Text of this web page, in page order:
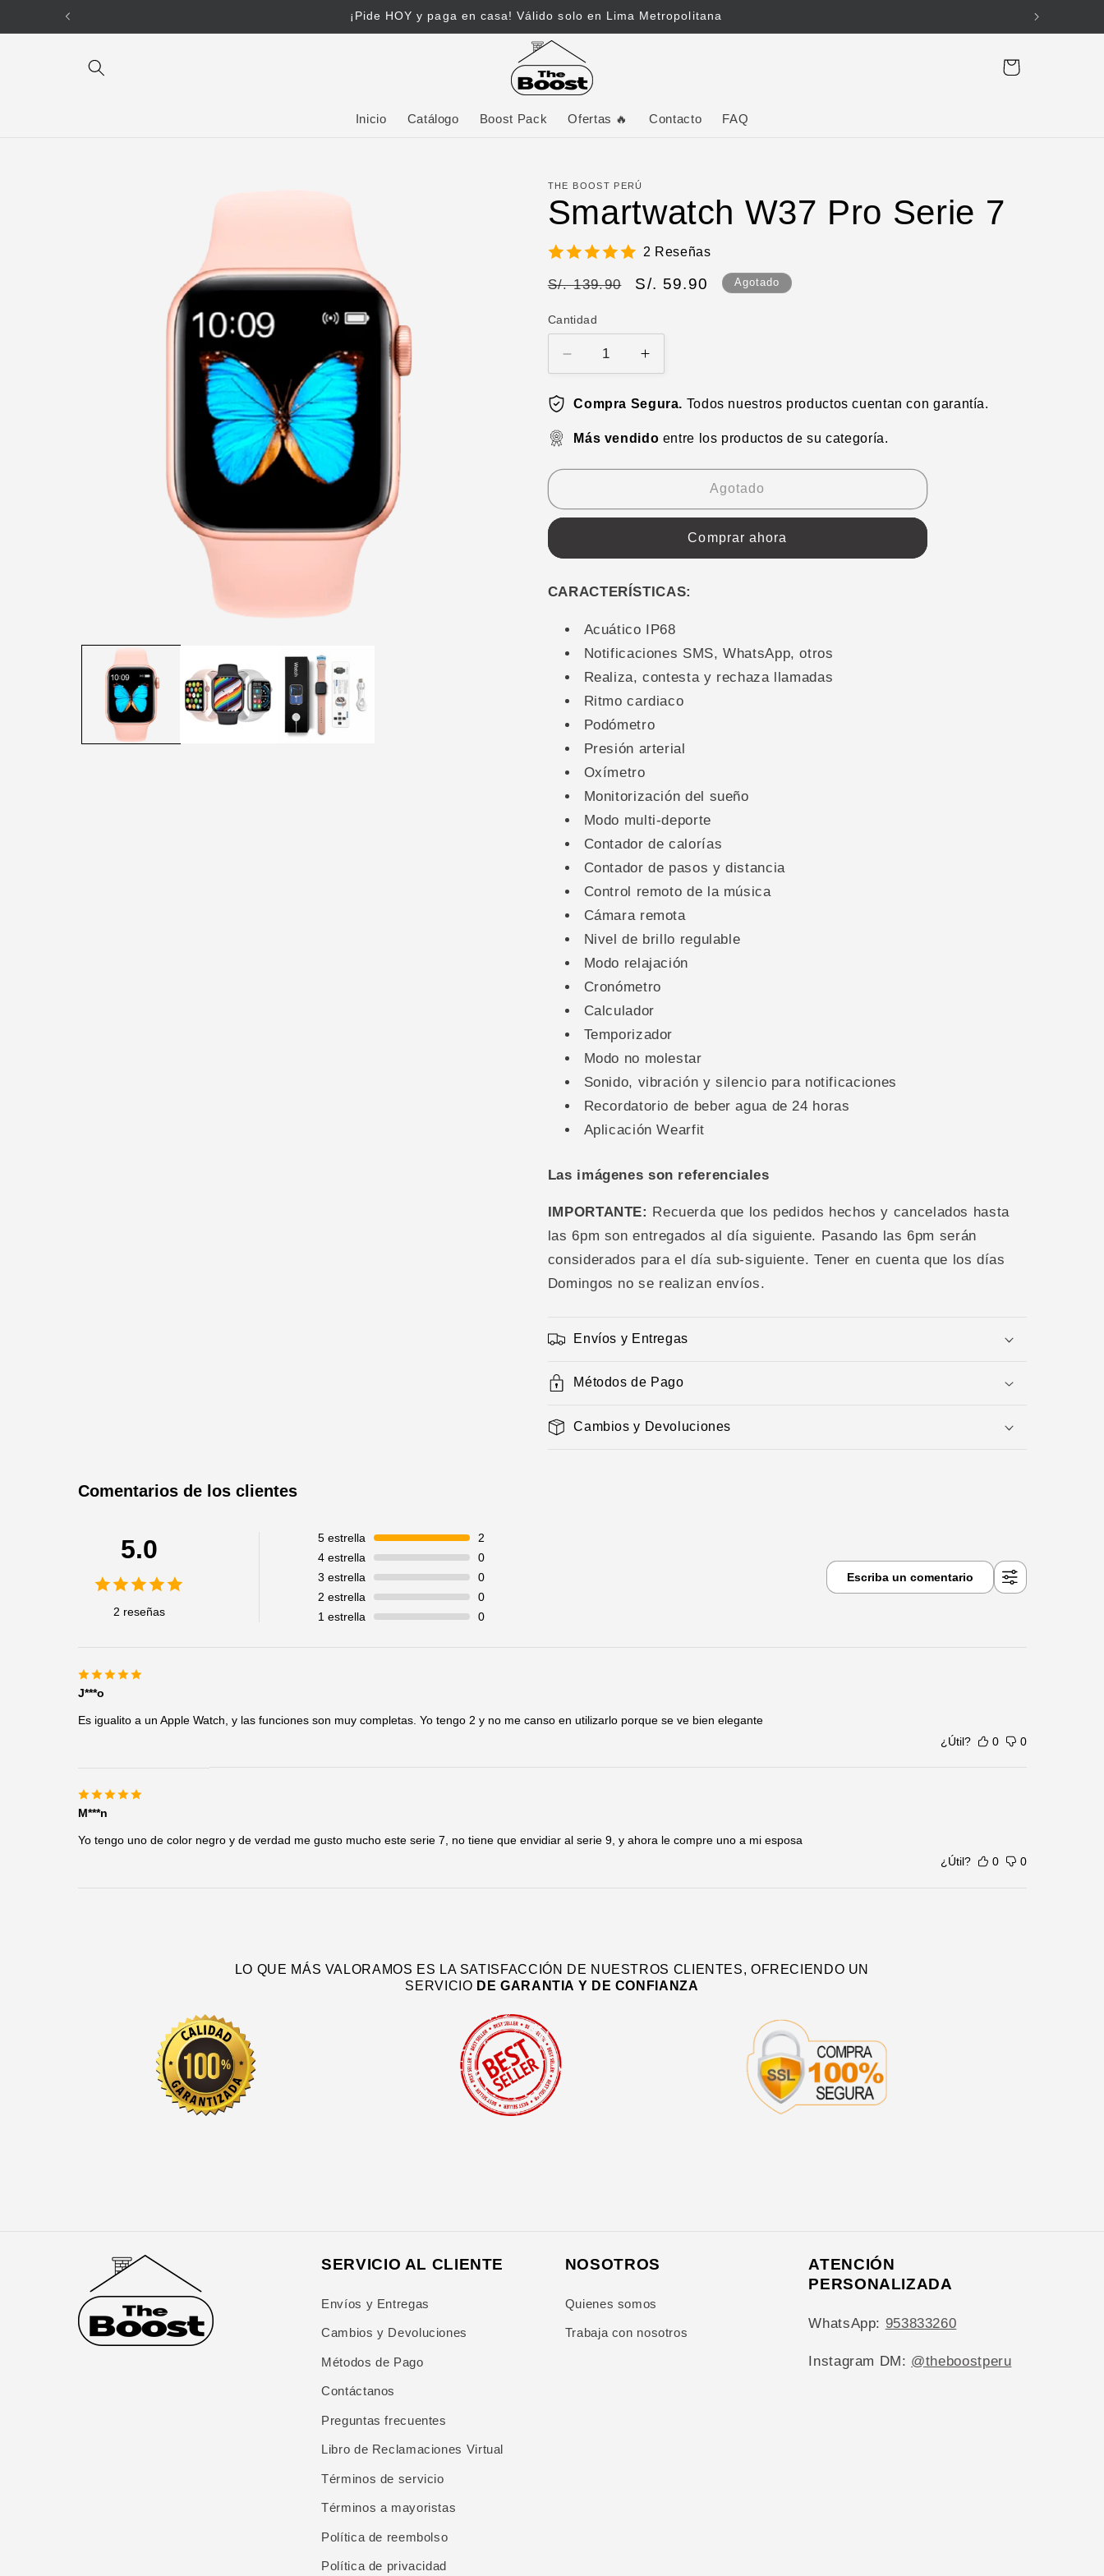
directamente
al contenido
¡Envío GRATIS por compras mayores a S/. 199!
Inicio Catálogo Boost Pack Ofertas 🔥 Contacto FAQ
Carrito
THE BOOST PERÚ
Smartwatch W37 Pro Serie 7
2 Reseñas
Precio
S/. 139.90
Precio
S/. 59.90 Agotado
Cantidad
Reducir
cantidad
para
Smartwatch
W37
Serie
Aumentar
cantidad
para
Smartwatch
W37
Serie
Compra Segura. Todos nuestros productos cuentan con garantía.
Más vendido entre los productos de su categoría.
Agotado
Comprar ahora
CARACTERÍSTICAS:
Acuático IP68
Notificaciones SMS, WhatsApp, otros
Realiza, contesta y rechaza llamadas
Ritmo cardiaco
Podómetro
Presión arterial
Oxímetro
Monitorización del sueño
Modo multi-deporte
Contador de calorías
Contador de pasos y distancia
Control remoto de la música
Cámara remota
Nivel de brillo regulable
Modo relajación
Cronómetro
Calculador
Temporizador
Modo no molestar
Sonido, vibración y silencio para notificaciones
Recordatorio de beber agua de 24 horas
Aplicación Wearfit
Las imágenes son referenciales
IMPORTANTE: Recuerda que los pedidos hechos y cancelados hasta
las 6pm son entregados al día siguiente. Pasando las 6pm serán
considerados para el día sub-siguiente. Tener en cuenta que los días
Domingos no se realizan envíos.
Envíos y Entregas
Métodos de Pago
Cambios y Devoluciones
Comentarios de los clientes
5.0
2 reseñas
5estrella
2
4estrella
0
3 estrella
0
2 estrella
0
1 estrella 0
Escriba un comentario
J***o
Es igualito a un Apple Watch, y las funciones son muy completas. Yo tengo 2 y no me canso en utilizarlo porque se ve bien elegante
¿Útil?
0 0
M***n
Yo tengo uno de color negro y de verdad me gusto mucho este serie 7, no tiene que envidiar al serie 9, y ahora le compre uno a mi esposa
¿Útil?
0 0
LO QUE MÁS VALORAMOS ES LA SATISFACCIÓN DE NUESTROS CLIENTES, OFRECIENDO UN
SERVICIO DE GARANTIA Y DE CONFIANZA
SERVICIO AL CLIENTE
Envíos y Entregas
Cambios y Devoluciones
Métodos de Pago
Contáctanos
Preguntas frecuentes
Libro de Reclamaciones Virtual
Términos de servicio
Términos a mayoristas
Política de reembolso
Política de privacidad
NOSOTROS
Quienes somos
Trabaja con nosotros
ATENCIÓN
PERSONALIZADA
WhatsApp: 953833260
Instagram DM: @theboostperu